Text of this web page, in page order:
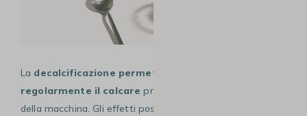
La decalcificazione permette di rimuovere
regolarmente il calcarepresente nel sistema interno
della macchina. Gli effetti positivi di una